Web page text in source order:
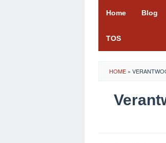
Home Blog
TOS
HOME »